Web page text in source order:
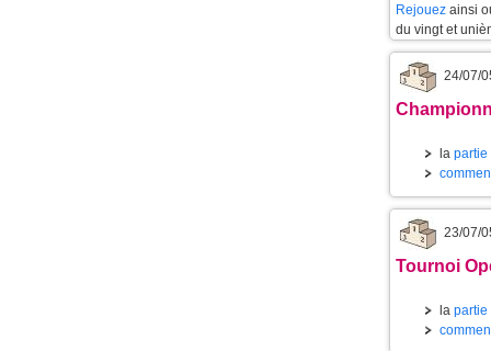
Rejouez ainsi
du vingt et
24/07/
la partie
23/07/
Tournoi
la partie